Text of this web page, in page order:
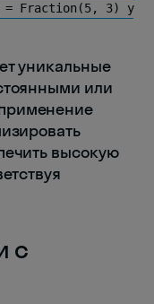
= Fraction(5, 3) y
уникальные
или
высокую
с